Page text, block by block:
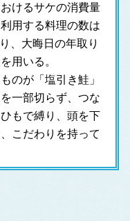
けるサケの消費量
用する料理の数は
、大晦日の年取り
用いる。
のが「塩引き鮭」
一部切らず、つな
もで縛り、頭を下
こだわりを持って